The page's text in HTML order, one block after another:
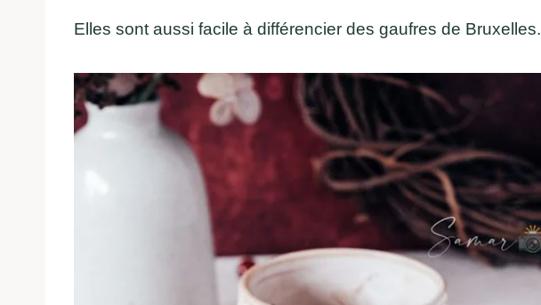
Elles sont aussi facile à différencier des gaufres de Bruxelles.